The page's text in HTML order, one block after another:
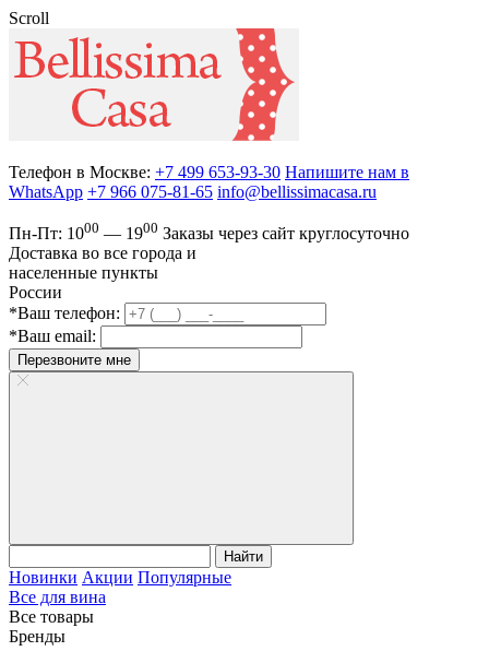
Scroll
Телефон в Москве: +7 499 653-93-30 Напишите нам в
WhatsApp +7 966 075-81-65 info@bellissimacasa.ru
Пн-Пт: 1000 — 1900 Заказы через сайт круглосуточно
Доставка во все города и
населенные пункты
России
*Ваш телефон:
*Ваш email:
Перезвоните мне
Найти
Новинки Акции Популярные
Все для вина
Все товары
Бренды